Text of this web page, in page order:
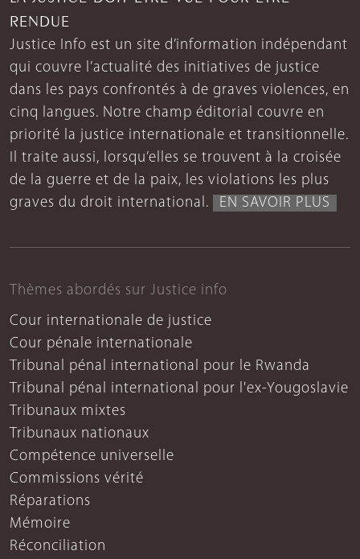
RENDUE
Justice Info est un site d’information indépendant
qui couvre l’actualité des initiatives de justice
dans les pays confrontés à de graves violences, en
cinq langues. Notre champ éditorial couvre en
priorité la justice internationale et transitionnelle.
Il traite aussi, lorsqu’elles se trouvent à la croisée
de la guerre et de la paix, les violations les plus
graves du droit international.
EN SAVOIR PLUS
Thèmes abordés sur Justice info
Cour internationale de justice
Cour pénale internationale
Tribunal pénal international pour le Rwanda
Tribunal pénal international pour l'ex-Yougoslavie
Tribunaux mixtes
Tribunaux nationaux
Compétence universelle
Commissions vérité
Réparations
Mémoire
Réconciliation